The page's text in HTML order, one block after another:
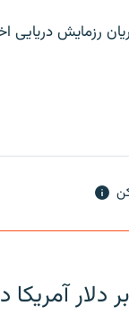
رزمایش
در یک روز ۱۸